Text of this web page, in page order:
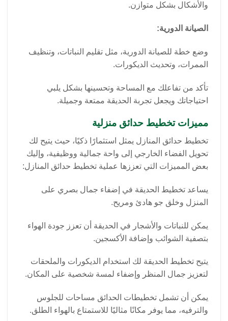
والأشكال بشكل متوازن.
الصيانة الدورية:
وضع خطة للصيانة الدورية، مثل تقليم النباتات، وتنظيف
الممرات، وتحديث الديكورات.
تأكد من تفاعلك مع المساحة وتحسينها بشكل يلبي
احتياجاتك ويجعل تجربة الحديقة ممتعة وجميلة.
مميزات تخطيط حدائق منزلية
تخطيط حدائق المنازل يمثل استثمارًا ذكيًا، حيث يتيح لك
تحويل الفضاء الخارجي إلى واحة جمالية ووظيفية، وإليك
بعض المميزات التي تعززها عملية تخطيط حدائق المنازل:
يساعد تخطيط الحديقة في إضفاء جمال بصري على
المنزل وخلق جو هادئ ومريح.
يمكن للنباتات والأشجار في الحديقة أن تعزز جودة الهواء
بتصفية الشوائب وإضافة الأكسجين.
يتيح تخطيط الحديقة لك استخدام الديكورات والملحقات
لتعزيز جمال المنظر وإضفاء لمسة شخصية على المكان.
يمكن أن تشمل تخطيطات الحدائق مساحات للجلوس
والترفيه، مما يوفر مكانًا مثاليًا للاستمتاع بالهواء الطلق.